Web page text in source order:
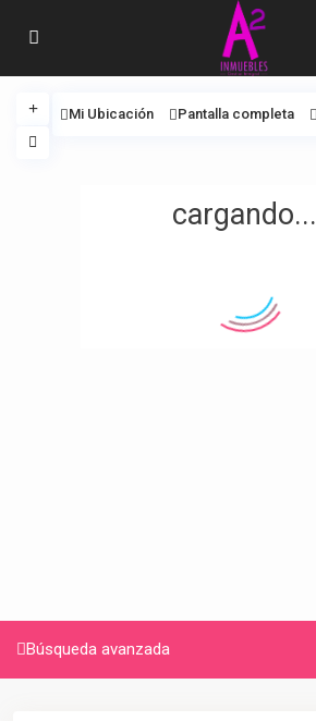
cargando...
Mi Ubicación Pantalla completa
Búsqueda avanzada